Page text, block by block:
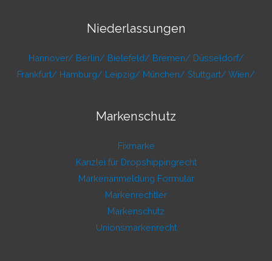
Niederlassungen
Hannover/ Berlin/ Bielefeld/ Bremen/ Düsseldorf/
Frankfurt/ Hamburg/ Leipzig/ München/ Stuttgart/ Wien/
Markenschutz
Fixmarke
Kanzlei für Dropshippingrecht
Markenanmeldung Formular
Markenrechtler
Markenschutz
Unionsmarkenrecht